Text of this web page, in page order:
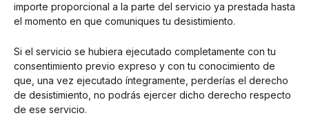
importe proporcional a la parte del servicio ya prestada hasta
el momento en que comuniques tu desistimiento.
Si el servicio se hubiera ejecutado completamente con tu
consentimiento previo expreso y con tu conocimiento de
que, una vez ejecutado íntegramente, perderías el derecho
de desistimiento, no podrás ejercer dicho derecho respecto
de ese servicio.